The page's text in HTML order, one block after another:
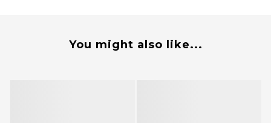
You might also like...